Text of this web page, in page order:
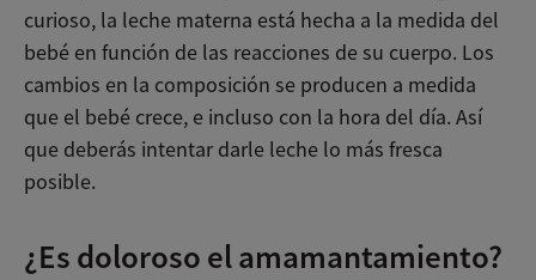
curioso, la leche materna está hecha a la medida del
bebé en función de las reacciones de su cuerpo. Los
cambios en la composición se producen a medida
que el bebé crece, e incluso con la hora del día. Así
que deberás intentar darle leche lo más fresca
posible.
¿Es doloroso el amamantamiento?